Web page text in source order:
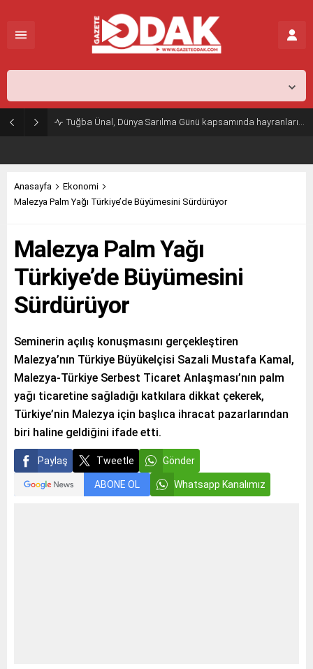
Tuğba Ünal, Dünya Sarılma Günü kapsamında hayranlarıyla buluştu
Anasayfa
Ekonomi
Malezya Palm Yağı Türkiye’de Büyümesini Sürdürüyor
Malezya Palm Yağı
Türkiye’de Büyümesini
Sürdürüyor
Seminerin açılış konuşmasını gerçekleştiren
Malezya’nın Türkiye Büyükelçisi Sazali Mustafa Kamal,
Malezya-Türkiye Serbest Ticaret Anlaşması’nın palm
yağı ticaretine sağladığı katkılara dikkat çekerek,
Türkiye’nin Malezya için başlıca ihracat pazarlarından
biri haline geldiğini ifade etti.
Paylaş Tweetle Gönder
ABONE OL Whatsapp Kanalımız